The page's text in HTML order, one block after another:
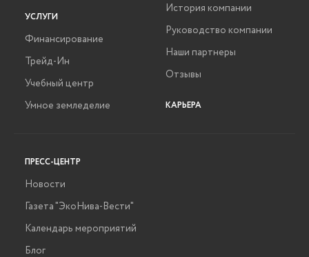
УСЛУГИ
Финансирование
Трейд-Ин
Учебный центр
Умное земледелие
История компании
Руководство компании
Наши партнеры
Отзывы
КАРЬЕРА
ПРЕСС-ЦЕНТР
Новости
Газета "ЭкоНива-Вести"
Календарь мероприятий
Блог